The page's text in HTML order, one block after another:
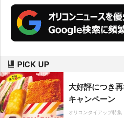
PICK UP
大好評につき
キャンペーン
オリコンタイアップ特集